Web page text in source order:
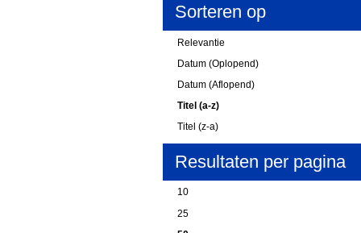
Sorteren op
Relevantie
Datum (Oplopend)
Datum (Aflopend)
Titel (a-z)
Titel (z-a)
Resultaten per pagina
10
25